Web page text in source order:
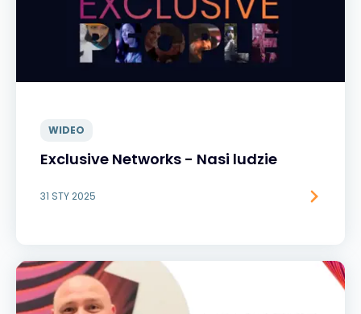
WIDEO
Exclusive Networks - Nasi ludzie
31 STY 2025